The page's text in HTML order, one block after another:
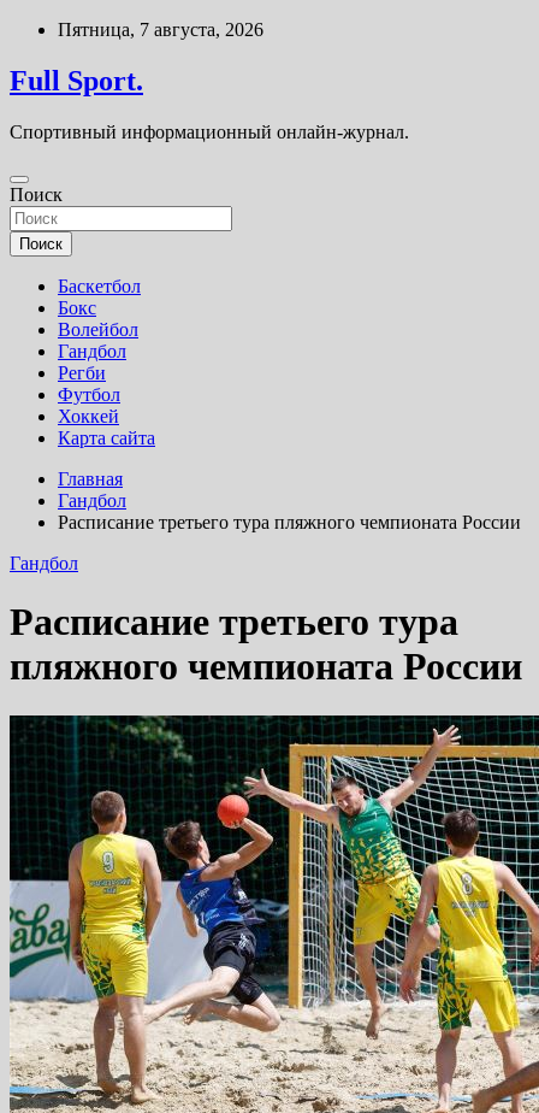
Перейти
содержимому
Пятница, 7 августа, 2026
Full Sport.
Спортивный информационный онлайн-журнал.
Поиск
Поиск
Баскетбол
Бокс
Волейбол
Гандбол
Регби
Футбол
Хоккей
Карта сайта
Главная
Гандбол
Расписание третьего тура пляжного чемпионата России
Гандбол
Расписание третьего тура
пляжного чемпионата России